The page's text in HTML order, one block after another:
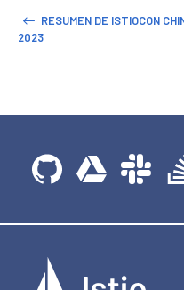
RESUMEN DE ISTIOCON
2023